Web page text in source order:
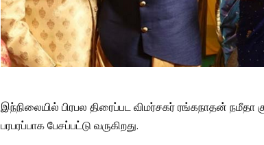
இந்நிலையில் பிரபல திரைப்பட விமர்சகர் ரங்கநாதன் நமீதா
பரபரப்பாக பேசப்பட்டு வருகிறது.